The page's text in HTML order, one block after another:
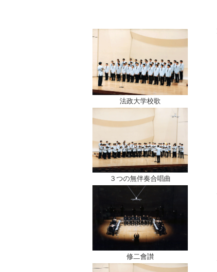
法政大学校歌
３つの無伴奏合唱曲
修二會讃